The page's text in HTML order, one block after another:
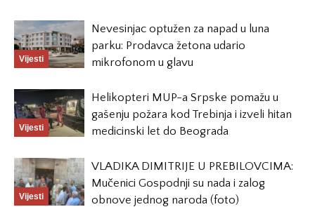
Vijesti
Nevesinjac optužen za napad u luna
parku: Prodavca žetona udario
mikrofonom u glavu
Vijesti
Helikopteri MUP-a Srpske pomažu u
gašenju požara kod Trebinja i izveli hitan
medicinski let do Beograda
Vijesti
VLADIKA DIMITRIJE U PREBILOVCIMA:
Mučenici Gospodnji su nada i zalog
obnove jednog naroda (foto)